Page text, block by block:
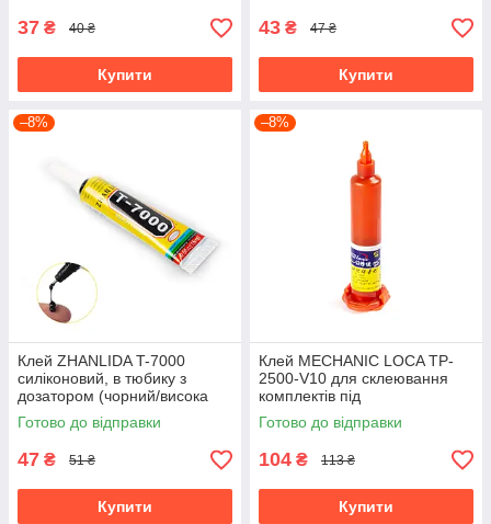
37 ₴ 40 ₴
Купити
43 ₴ 47 ₴
Купити
–8%
Клей ZHANLIDA T-7000
силіконовий, в тюбику з
дозатором (чорний/висока
в'язкість) (15 мл)
Готово до відправки
47 ₴ 51 ₴
Купити
–8%
Клей MECHANIC LOCA TP-
2500-V10 для склеювання
комплектів під
ультрафіолетом (10 мл)
Готово до відправки
104 ₴ 113 ₴
Купити